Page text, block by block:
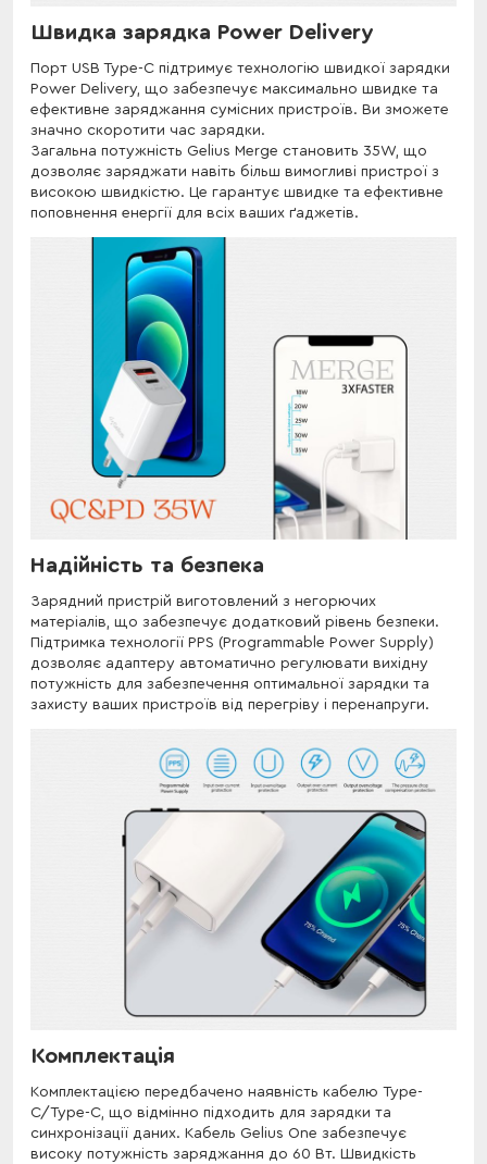
Швидка зарядка Power Delivery
Порт USB Type-C підтримує технологію швидкої зарядки
Power Delivery, що забезпечує максимально швидке та
ефективне заряджання сумісних пристроїв. Ви зможете
значно скоротити час зарядки.
Загальна потужність Gelius Merge становить 35W, що
дозволяє заряджати навіть більш вимогливі пристрої з
високою швидкістю. Це гарантує швидке та ефективне
поповнення енергії для всіх ваших ґаджетів.
Надійність та безпека
Зарядний пристрій виготовлений з негорючих
матеріалів, що забезпечує додатковий рівень безпеки.
Підтримка технології PPS (Programmable Power Supply)
дозволяє адаптеру автоматично регулювати вихідну
потужність для забезпечення оптимальної зарядки та
захисту ваших пристроїв від перегріву і перенапруги.
Комплектація
Комплектацією передбачено наявність кабелю Type-
C/Type-C, що відмінно підходить для зарядки та
синхронізації даних. Кабель Gelius One забезпечує
високу потужність заряджання до 60 Вт. Швидкість